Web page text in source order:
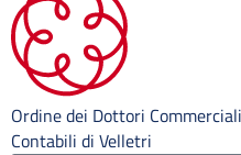
Ordine dei Dottori
Contabili di Velletri